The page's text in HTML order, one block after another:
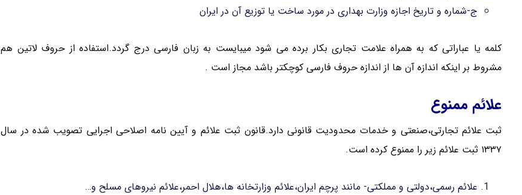
ج-شماره و تاریخ اجازه وزارت بهداری در مورد ساخت یا توزیع آن در ایران
کلمه یا عباراتی که به همراه علامت تجاری بکار برده می شود میبایست به زبان فارسی درج گردد.استفاده از حروف لاتین هم
مشروط بر اینکه اندازه آن ها از اندازه حروف فارسی کوچکتر باشد مجاز است .
علائم ممنوع
ثبت علائم تجارتی،صنعتی و خدمات محدودیت قانونی دارد.قانون ثبت علائم و آیین نامه اصلاحی اجرایی تصویب شده در سال
۱۳۳۷ ثبت علائم زیر را ممنوع کرده است.
علائم رسمی،دولتی و مملکتی- مانند پرچم ایران،علائم وزارتخانه ها،هلال احمر،علائم نیروهای مسلح و…